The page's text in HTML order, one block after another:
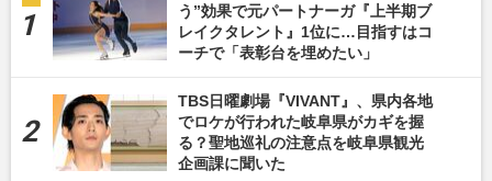
う”効果で元パートナーガ『上半期ブ
レイクタレント』1位に…目指すはコ
ーチで「表彰台を埋めたい」
TBS日曜劇場『VIVANT』、県内各地
でロケが行われた岐阜県がカギを握
る？聖地巡礼の注意点を岐阜県観光
企画課に聞いた